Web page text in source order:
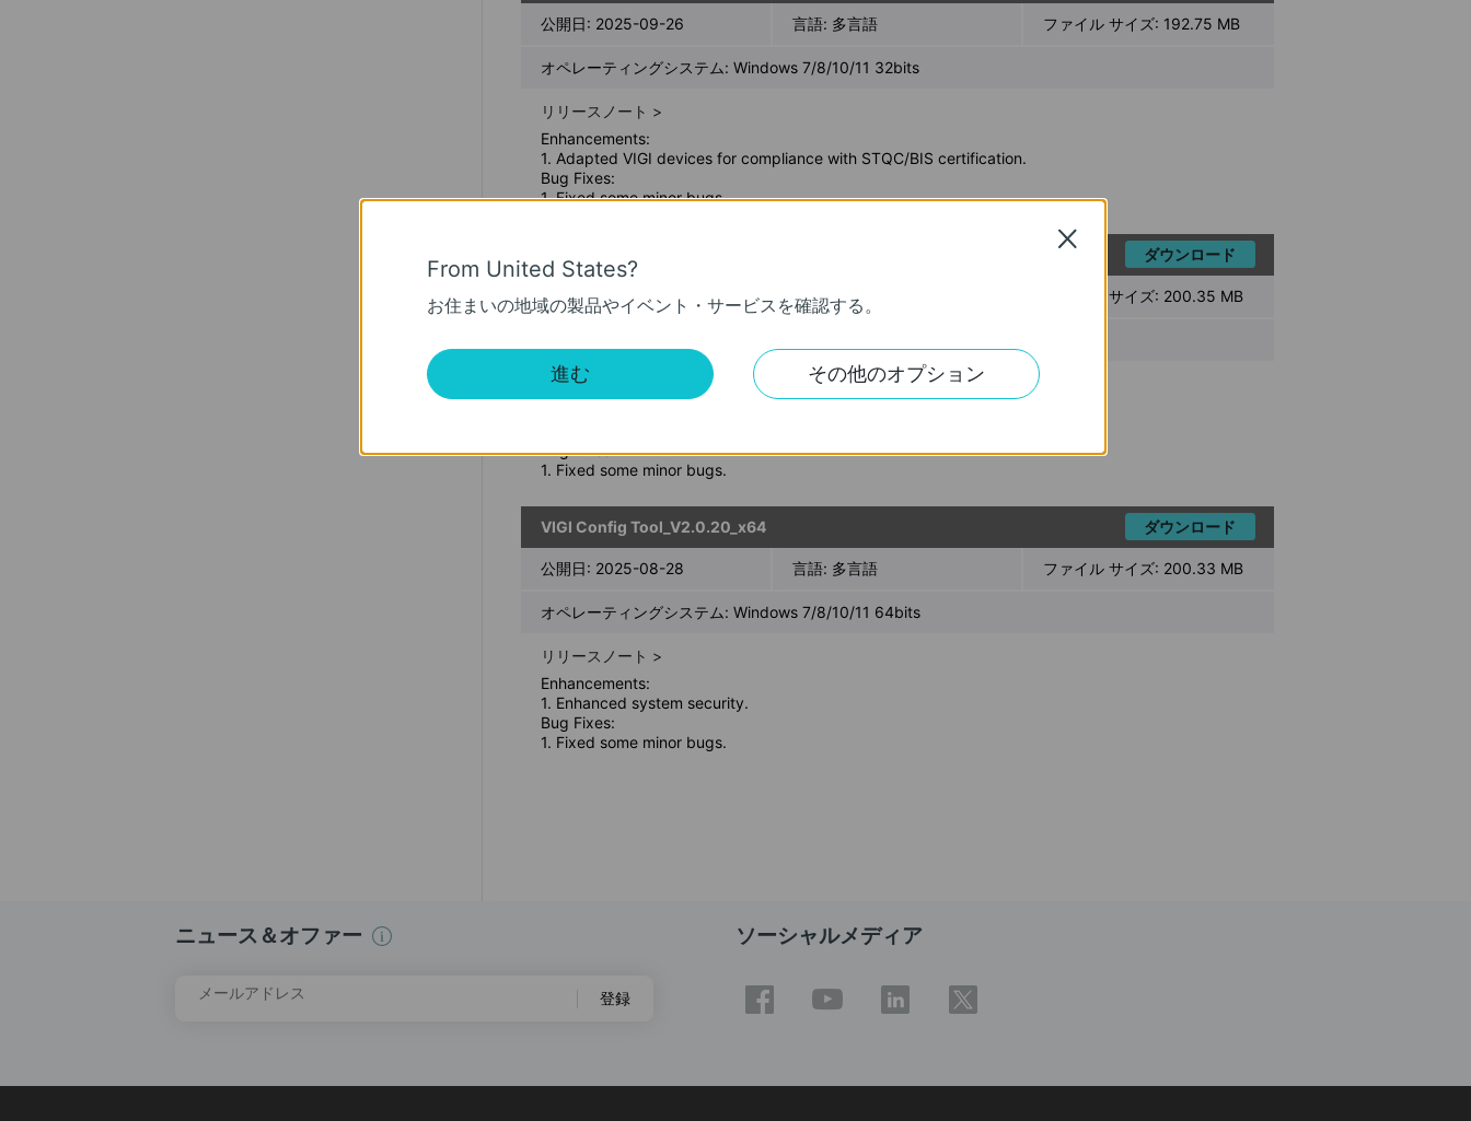
公開日: 2025-09-26 言語: 多言語 ファイル サイズ: 192.75 MB
オペレーティングシステム: Windows 7/8/10/11 32bits
リリースノート >
Enhancements:
1. Adapted VIGI devices for compliance with STQC/BIS certification.
Bug Fixes:
1. Fixed some minor bugs.
ダウンロード
公開日:2025-09-26 言語: 多言語 ファイル サイズ: 200.35 MB
リリースノート >
Bug Fixes:
1. Fixed some minor bugs.
VIGI Config Tool_V2.0.20_x64 ダウンロード
公開日: 2025-08-28 言語: 多言語 ファイル サイズ: 200.33 MB
オペレーティングシステム: Windows 7/8/10/11 64bits
リリースノート >
Enhancements:
1. Enhanced system security.
Bug Fixes:
1. Fixed some minor bugs.
ニュース＆オファー
メールアドレス 登録
ソーシャルメディア
From United States?
お住まいの地域の製品やイベント・サービスを確認する。
進む その他のオプション
Close